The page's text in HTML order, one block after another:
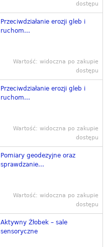
dostępu
Przeciwdziałanie erozji gleb i
ruchom...
Wartość: widoczna po zakupie
dostępu
Przeciwdziałanie erozji gleb i
ruchom...
Wartość: widoczna po zakupie
dostępu
Pomiary geodezyjne oraz
sprawdzanie...
Wartość: widoczna po zakupie
dostępu
Aktywny Żłobek – sale
sensoryczne